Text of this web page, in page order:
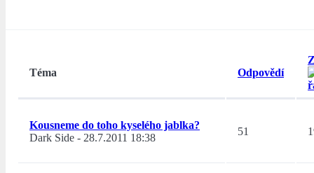
Téma Odpovědí
Kousneme do toho kyselého jablka?
Dark Side - 28.7.2011 18:38
51